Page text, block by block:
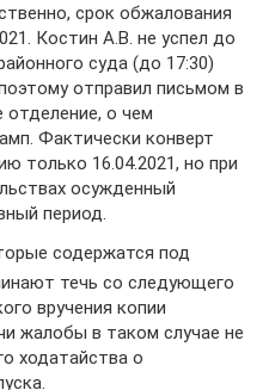
срок обжалования
Костин А.В. не успел до
суда (до 17:30)
отправил письмом в
отделение, о чем
Фактически конверт
только 16.04.2021, но при
осужденный
период.
содержатся под
течь со следующего
вручения копии
жалобы в таком случае не
ходатайства о